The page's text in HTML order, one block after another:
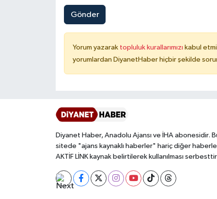
Gönder
Yorum yazarak topluluk kurallarımızı kabul
yorumlardan DiyanetHaber hiçbir şekilde
Diyanet Haber, Anadolu Ajansı ve İHA abonesidir.
sitede "ajans kaynaklı haberler" hariç diğer
AKTİF LİNK kaynak belirtilerek kullanılması
Kars Müftülüğü
Kastamonu Müftülüğü
Kırıkkale Müftülüğü
Kırklareli Müftülüğü
Kırşehir Müftülüğü